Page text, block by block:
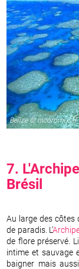
Belize © nicoromix -
7.
Brésil
Au large des côtes
de paradis. L’
de flore préservé.
intime et sauvage
baigner mais